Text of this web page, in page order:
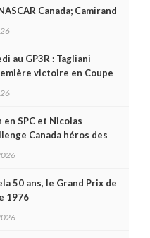
Canada; Camirand
au GP3R : Tagliani
victoire en Coupe
SPC et Nicolas
Canada héros des
50 ans, le Grand Prix de
1976